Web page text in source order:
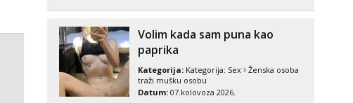
Volim kada sam puna kao
paprika
Kategorija: Kategorija: Sex
Ženska osoba
traži mušku osobu
Datum: 07.kolovoza 2026.